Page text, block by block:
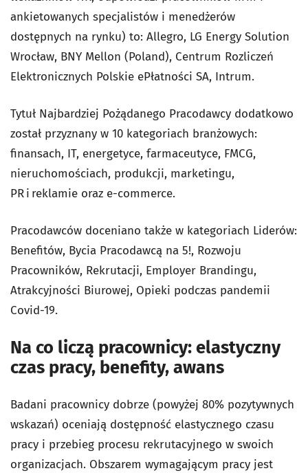
ankietowanych specjalistów i menedżerów
dostępnych na rynku) to: Allegro, LG Energy Solution
Wrocław, BNY Mellon (Poland), Centrum Rozliczeń
Elektronicznych Polskie ePłatności SA, Intrum.
Tytuł Najbardziej Pożądanego Pracodawcy dodatkowo
został przyznany w 10 kategoriach branżowych:
finansach, IT, energetyce, farmaceutyce, FMCG,
nieruchomościach, produkcji, marketingu,
PR i reklamie oraz e-commerce.
Pracodawców doceniano także w kategoriach Liderów:
Benefitów, Bycia Pracodawcą na 5!, Rozwoju
Pracowników, Rekrutacji, Employer Brandingu,
Atrakcyjności Biurowej, Opieki podczas pandemii
Covid-19.
Na co liczą pracownicy: elastyczny
czas pracy, benefity, awans
Badani pracownicy dobrze (powyżej 80% pozytywnych
wskazań) oceniają dostępność elastycznego czasu
pracy i przebieg procesu rekrutacyjnego w swoich
organizacjach. Obszarem wymagającym pracy jest